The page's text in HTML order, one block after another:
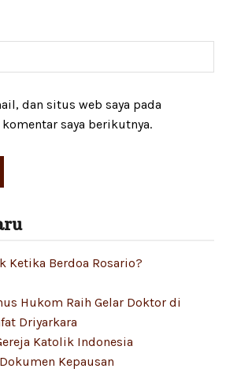
dan situs web saya pada
saya berikutnya.
Ketika Berdoa Rosario?
Hukom Raih Gelar Doktor di
Driyarkara
Katolik Indonesia
Kepausan